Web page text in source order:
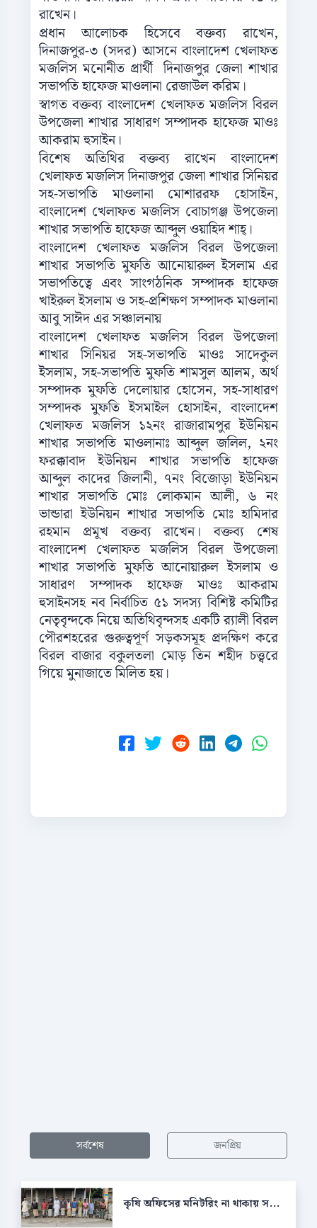
রাখেন।
প্রধান আলোচক হিসেবে বক্তব্য রাখেন,
দিনাজপুর-৩ (সদর) আসনে বাংলাদেশ খেলাফত
মজলিস মনোনীত প্রার্থী দিনাজপুর জেলা শাখার
সভাপতি হাফেজ মাওলানা রেজাউল করিম।
স্বাগত বক্তব্য বাংলাদেশ খেলাফত মজলিস বিরল
উপজেলা শাখার সাধারণ সম্পাদক হাফেজ মাওঃ
আকরাম হুসাইন।
বিশেষ অতিথির বক্তব্য রাখেন বাংলাদেশ
খেলাফত মজলিস দিনাজপুর জেলা শাখার সিনিয়র
সহ-সভাপতি মাওলানা মোশাররফ হোসাইন,
বাংলাদেশ খেলাফত মজলিস বোচাগঞ্জ উপজেলা
শাখার সভাপতি হাফেজ আব্দুল ওয়াহিদ শাহ্।
বাংলাদেশ খেলাফত মজলিস বিরল উপজেলা
শাখার সভাপতি মুফতি আনোয়ারুল ইসলাম এর
সভাপতিত্বে এবং সাংগঠনিক সম্পাদক হাফেজ
খাইরুল ইসলাম ও সহ-প্রশিক্ষণ সম্পাদক মাওলানা
আবু সাঈদ এর সঞ্চালনায়
বাংলাদেশ খেলাফত মজলিস বিরল উপজেলা
শাখার সিনিয়র সহ-সভাপতি মাওঃ সাদেকুল
ইসলাম, সহ-সভাপতি মুফতি শামসুল আলম, অর্থ
সম্পাদক মুফতি দেলোয়ার হোসেন, সহ-সাধারণ
সম্পাদক মুফতি ইসমাইল হোসাইন, বাংলাদেশ
খেলাফত মজলিস ১২নং রাজারামপুর ইউনিয়ন
শাখার সভাপতি মাওলানাঃ আব্দুল জলিল, ২নং
ফরক্কাবাদ ইউনিয়ন শাখার সভাপতি হাফেজ
আব্দুল কাদের জিলানী, ৭নং বিজোড়া ইউনিয়ন
শাখার সভাপতি মোঃ লোকমান আলী, ৬ নং
ভান্ডারা ইউনিয়ন শাখার সভাপতি মোঃ হামিদার
রহমান প্রমূখ বক্তব্য রাখেন। বক্তব্য শেষ
বাংলাদেশ খেলাফত মজলিস বিরল উপজেলা
শাখার সভাপতি মুফতি আনোয়ারুল ইসলাম ও
সাধারণ সম্পাদক হাফেজ মাওঃ আকরাম
হুসাইনসহ নব নির্বাচিত ৫১ সদস্য বিশিষ্ট কমিটির
নেতৃবৃন্দকে নিয়ে অতিথিবৃন্দসহ একটি র‍্যালী বিরল
পৌরশহরের গুরুত্বপূর্ণ সড়কসমূহ প্রদক্ষিণ করে
বিরল বাজার বকুলতলা মোড় তিন শহীদ চত্ত্বরে
গিয়ে মুনাজাতে মিলিত হয়।
সর্বশেষ জনপ্রিয়
কৃষি অফিসের মনিটরিং না থাকায় স...